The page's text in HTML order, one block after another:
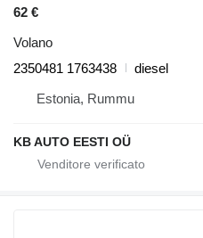
62 €
Volano
2350481 1763438
diesel
Estonia, Rummu
KB AUTO EESTI OÜ